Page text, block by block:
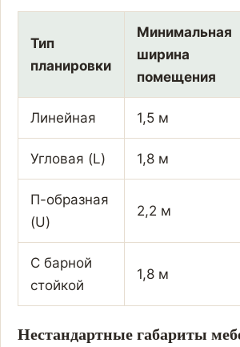
Тип
планировки
Минимальная
ширина
помещения
Линейная 1,5 м
Угловая (L) 1,8 м
П-образная
(U)
2,2 м
С барной
стойкой
1,8 м
Нестандартные габариты